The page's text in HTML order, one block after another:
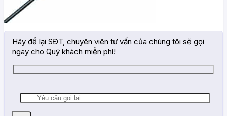
Hãy để lại SĐT, chuyên viên tư vấn của chúng tôi sẽ gọi
ngay cho Quý khách miễn phí!